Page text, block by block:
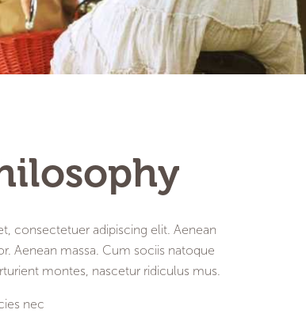
consectetuer adipiscing elit. Aenean
Aenean massa. Cum sociis natoque
montes, nascetur ridiculus mus.
nec